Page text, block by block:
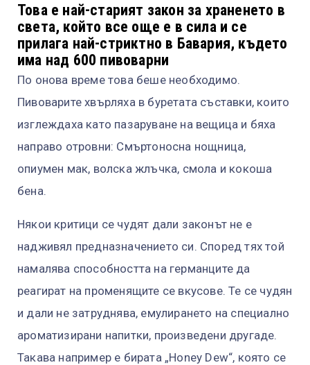
Това е най-старият закон за храненето в
света, който все още е в сила и се
прилага най-стриктно в Бавария, където
има над 600 пивоварни
По онова време това беше необходимо.
Пивоварите хвърляха в буретата съставки, които
изглеждаха като пазаруване на вещица и бяха
направо отровни: Смъртоносна нощница,
опиумен мак, волска жлъчка, смола и кокоша
бена.
Някои критици се чудят дали законът не е
надживял предназначението си. Според тях той
намалява способността на германците да
реагират на променящите се вкусове. Те се чудян
и дали не затруднява, емулирането на специално
ароматизирани напитки, произведени другаде.
Такава например е бирата „Honey Dew“, която се